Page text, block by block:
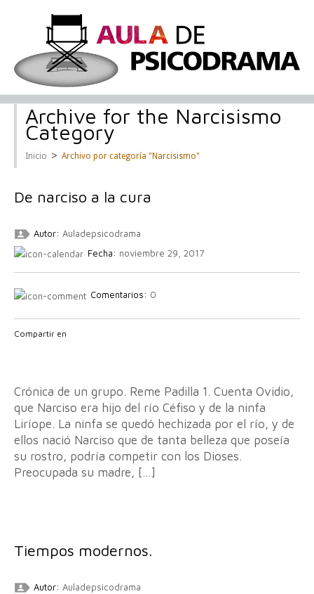
Archive for the Narcisismo
Category
Inicio > Archivo por categoría "Narcisismo"
De narciso a la cura
Autor: Auladepsicodrama
Fecha: noviembre 29, 2017
Comentarios: 0
Compartir en
Crónica de un grupo. Reme Padilla 1. Cuenta Ovidio,
que Narciso era hijo del río Céfiso y de la ninfa
Liríope. La ninfa se quedó hechizada por el río, y de
ellos nació Narciso que de tanta belleza que poseía
su rostro, podría competir con los Dioses.
Preocupada su madre, […]
Tiempos modernos.
Autor: Auladepsicodrama